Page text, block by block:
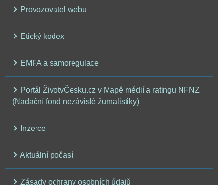
Provozovatel webu
Etický kodex
EMFA a samoregulace
Portál ŽivotvČesku.cz v Mapě médií a ratingu NFNZ
(Nadační fond nezávislé žurnalistiky)
Inzerce
Aktuální počasí
Zásady ochrany osobních údajů